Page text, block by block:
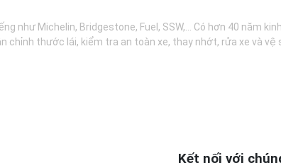
như Michelin, Bridgestone, Fuel, SSW,... Có hơn 40 năm
chỉnh thước lái, kiểm tra an toàn xe, thay nhớt, rửa xe và
Kết nối với